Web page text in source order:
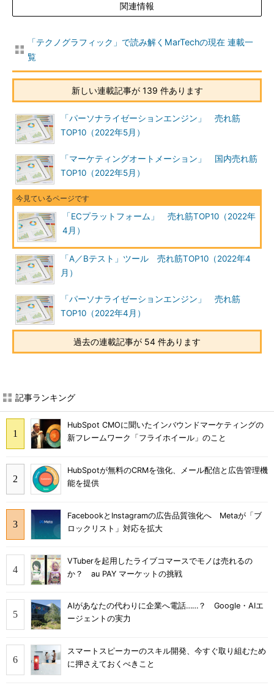
関連情報
「テクノグラフィック」で読み解くMarTechの現在 連載一
覧
新しい連載記事が 139 件あります
「パーソナライゼーションエンジン」 売れ筋
TOP10（2022年5月）
「マーケティングオートメーション」 国内売れ筋
TOP10（2022年5月）
「ECプラットフォーム」 売れ筋TOP10（2022年
4月）
「A／Bテスト」ツール 売れ筋TOP10（2022年4
月）
「パーソナライゼーションエンジン」 売れ筋
TOP10（2022年4月）
過去の連載記事が 54 件あります
記事ランキング
HubSpot CMOに聞いたインバウンドマーケティングの
新フレームワーク「フライホイール」のこと
HubSpotが無料のCRMを強化、メール配信と広告管理機
能を提供
FacebookとInstagramの広告品質強化へ Metaが「ブ
ロックリスト」対応を拡大
VTuberを起用したライブコマースでモノは売れるの
か？ au PAY マーケットの挑戦
AIがあなたの代わりに企業へ電話……？ Google・AIエ
ージェントの実力
スマートスピーカーのスキル開発、今すぐ取り組むため
に押さえておくべきこと